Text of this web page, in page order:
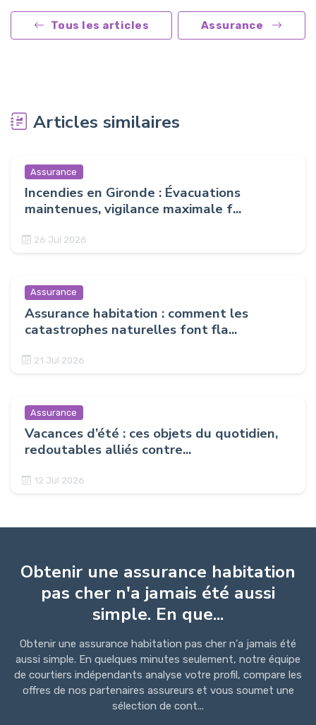
Tous les articles Assurance
Articles similaires
Assurance
Incendies en Gironde : Évacuations
maintenues, vigilance maximale f...
26 Jul 2026
Assurance
Assurance habitation : comment les
catastrophes naturelles font fla...
21 Jul 2026
Assurance
Vacances d’été : ces objets du quotidien,
redoutables alliés contre...
12 Jul 2026
Obtenir une assurance habitation
pas cher n'a jamais été aussi
simple. En que...
Obtenir une assurance habitation pas cher n'a jamais été
aussi simple. En quelques minutes seulement, notre équipe
de courtiers indépendants analyse votre profil, compare les
offres de nos partenaires assureurs et vous soumet une
sélection de cont...